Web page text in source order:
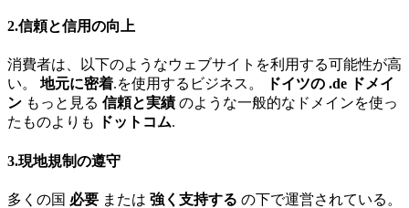
2.信頼と信用の向上
消費者は、以下のようなウェブサイトを利用する可能性が高
い。 地元に密着.を使用するビジネス。
ドイツの .de ドメイ
ン もっと見る 信頼と実績 のような一般的なドメインを使っ
たものよりも
ドットコム.
3.現地規制の遵守
多くの国 必要 または 強く支持する の下で運営されている。